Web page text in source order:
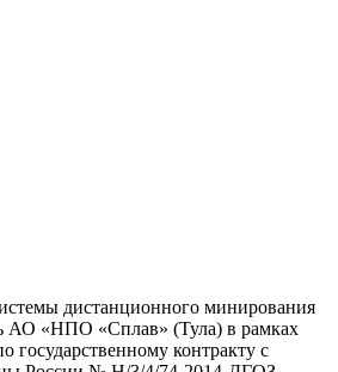
дистанционного минирования
АО «НПО «Сплав» (Тула) в рамках
контракту с